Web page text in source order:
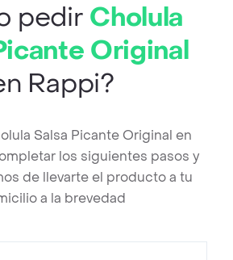
pedir Cholula
Original
Rappi?
Salsa Picante Original en
los siguientes pasos y
de llevarte el producto a tu
a la brevedad